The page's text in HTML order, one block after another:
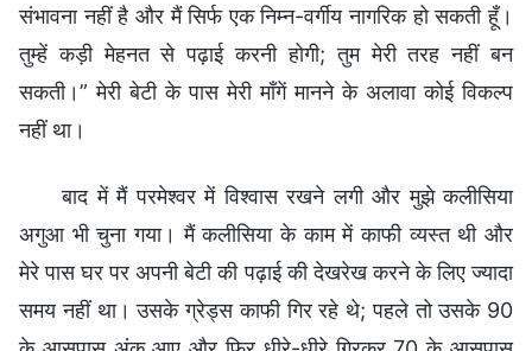
संभावना नहीं है और मैं सिर्फ एक निम्न-वर्गीय नागरिक हो सकती हूँ।
तुम्हें कड़ी मेहनत से पढ़ाई करनी होगी; तुम मेरी तरह नहीं बन
सकती।” मेरी बेटी के पास मेरी माँगें मानने के अलावा कोई विकल्प
नहीं था।
बाद में मैं परमेश्वर में विश्वास रखने लगी और मुझे कलीसिया
अगुआ भी चुना गया। मैं कलीसिया के काम में काफी व्यस्त थी और
मेरे पास घर पर अपनी बेटी की पढ़ाई की देखरेख करने के लिए ज्यादा
समय नहीं था। उसके ग्रेड्स काफी गिर रहे थे; पहले तो उसके 90